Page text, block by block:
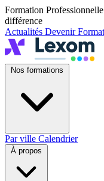
Formation
différence
Actualités Devenir
Nos formations
Par ville Calendrier
À propos